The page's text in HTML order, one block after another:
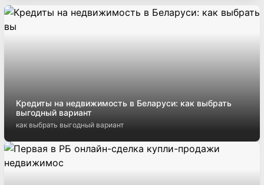
Кредиты на недвижимость в Беларуси: как выбрать
выгодный вариант
как выбрать выгодный вариант